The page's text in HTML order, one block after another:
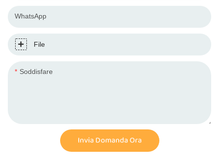
WhatsApp
File
Soddisfare
Invia Domanda Ora